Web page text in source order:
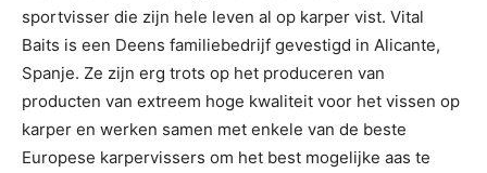
sportvisser die zijn hele leven al op karper vist. Vital
Baits is een Deens familiebedrijf gevestigd in Alicante,
Spanje. Ze zijn erg trots op het produceren van
producten van extreem hoge kwaliteit voor het vissen op
karper en werken samen met enkele van de beste
Europese karpervissers om het best mogelijke aas te